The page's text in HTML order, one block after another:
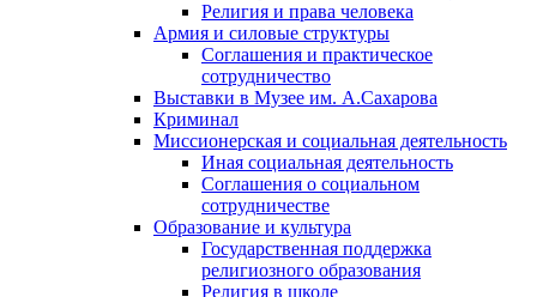
Религия и права человека
Армия и силовые структуры
Соглашения и практическое
сотрудничество
Выставки в Музее им. А.Сахарова
Криминал
Миссионерская и социальная деятельность
Иная социальная деятельность
Соглашения о социальном
сотрудничестве
Образование и культура
Государственная поддержка
религиозного образования
Религия в школе